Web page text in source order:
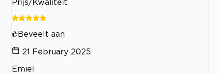
Prijs/Kwaliteit
Beveelt aan
21 February 2025
Emiel